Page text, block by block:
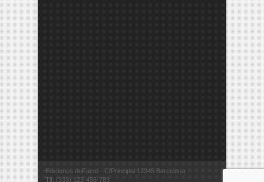
Ediciones deFacto - C/Principal 12345 Barcelona
Tlf. (333) 123-456-789